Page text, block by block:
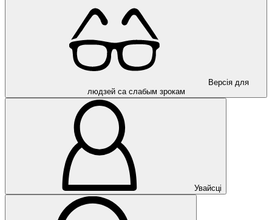
Версія для
людзей са слабым зрокам
Увайсці